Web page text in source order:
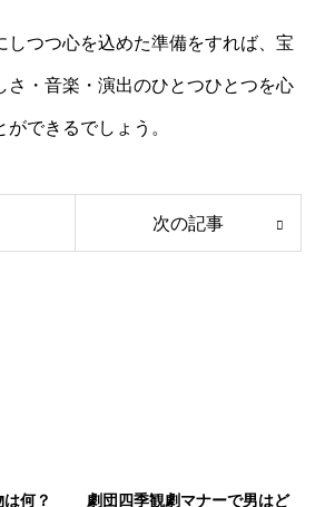
しつつ心を込めた準備をすれば、宝
さ・音楽・演出のひとつひとつを心
できるでしょう。
次の記事
何？ 劇団四季観劇マナーで男はど